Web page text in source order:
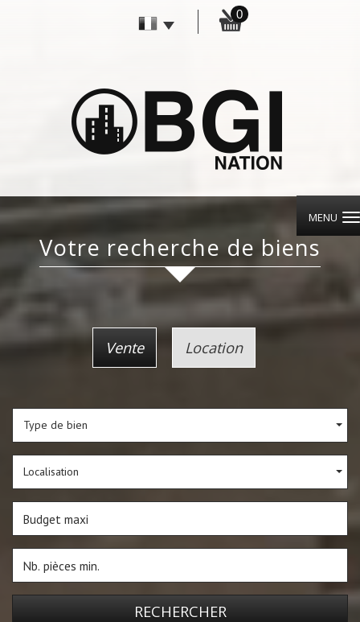
0
MENU
votre recherche de biens
Vente Location
Type de bien
Localisation
RECHERCHER